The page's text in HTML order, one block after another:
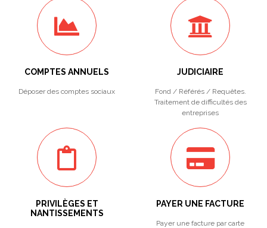
COMPTES ANNUELS
Déposer des comptes sociaux
JUDICIAIRE
Fond / Référés / Requêtes.
Traitement de difficultés des
entreprises
PRIVILÈGES ET
NANTISSEMENTS
PAYER UNE FACTURE
Payer une facture par carte